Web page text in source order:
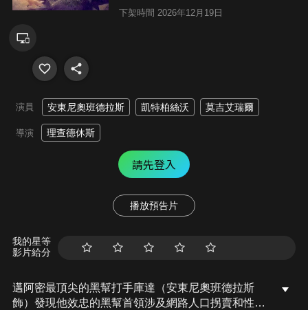
下架時間 2026年12月19日
演員 安東尼奧班德拉斯 凱特柏絲沃 莫吉艾瑞爾
導演 理查德休斯
請先登入
播放預告片
我的星等
影片給分
邁阿密最頂尖的黑幫打手庫達（安東尼奧班德拉斯
飾）發現他效忠的黑幫首領涉及網路人口拐賣和性販